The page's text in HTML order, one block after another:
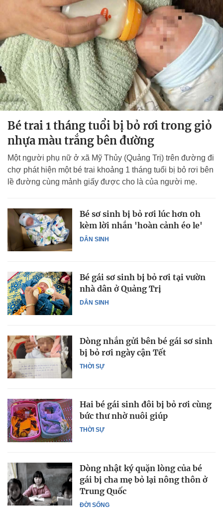
Bé trai 1 tháng tuổi bị bỏ rơi trong giỏ
nhựa màu trắng bên đường
Một người phụ nữ ở xã Mỹ Thủy (Quảng Trị) trên đường đi
chợ phát hiện một bé trai khoảng 1 tháng tuổi bị bỏ rơi bên
lề đường cùng mảnh giấy được cho là của người mẹ.
DÂN SINH
Bé sơ sinh bị bỏ rơi lúc hơn 0h
kèm lời nhắn 'hoàn cảnh éo le'
DÂN SINH
Bé gái sơ sinh bị bỏ rơi tại vườn
nhà dân ở Quảng Trị
THỜI SỰ
Dòng nhắn gửi bên bé gái sơ sinh
bị bỏ rơi ngày cận Tết
THỜI SỰ
Hai bé gái sinh đôi bị bỏ rơi cùng
bức thư nhờ nuôi giúp
ĐỜI SỐNG
Dòng nhật ký quặn lòng của bé
gái bị cha mẹ bỏ lại nông thôn ở
Trung Quốc